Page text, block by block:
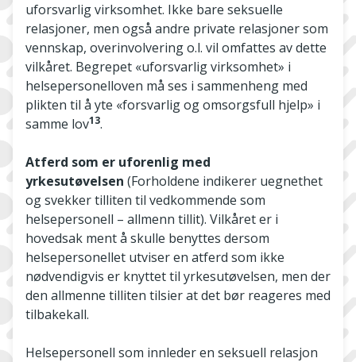
uforsvarlig virksomhet. Ikke bare seksuelle
relasjoner, men også andre private relasjoner som
vennskap, overinvolvering o.l. vil omfattes av dette
vilkåret. Begrepet «uforsvarlig virksomhet» i
helsepersonelloven må ses i sammenheng med
plikten til å yte «forsvarlig og omsorgsfull hjelp» i
samme lov13.
Atferd som er uforenlig med
yrkesutøvelsen (Forholdene indikerer uegnethet
og svekker tilliten til vedkommende som
helsepersonell – allmenn tillit). Vilkåret er i
hovedsak ment å skulle benyttes dersom
helsepersonellet utviser en atferd som ikke
nødvendigvis er knyttet til yrkesutøvelsen, men der
den allmenne tilliten tilsier at det bør reageres med
tilbakekall.
Helsepersonell som innleder en seksuell relasjon